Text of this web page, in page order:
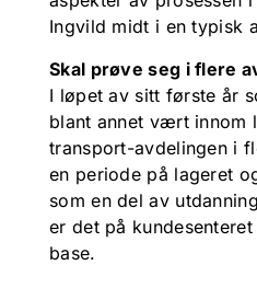
Ingvild midt i en typisk
Skal prøve seg i flere
I løpet av sitt første år
blant annet vært innom
transport-avdelingen i
en periode på lageret
som en del av
er det på
base.